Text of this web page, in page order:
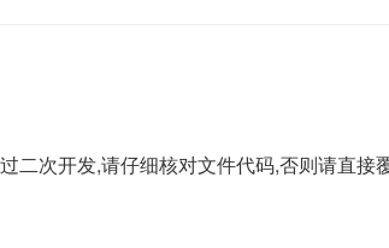
二次开发,请仔细核对文件代码,否则请直接